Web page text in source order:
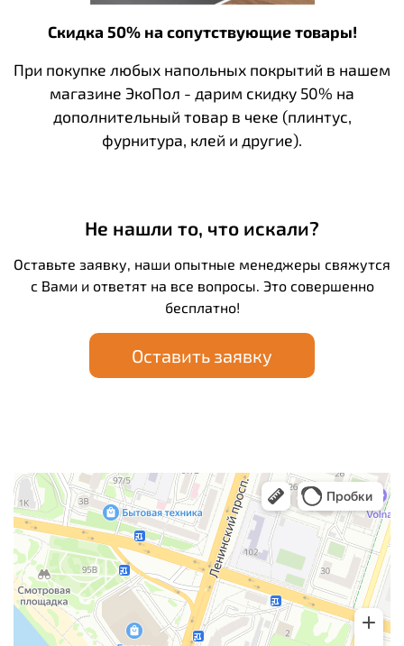
Скидка 50% на сопутствующие товары!
При покупке любых напольных покрытий в нашем
магазине ЭкоПол - дарим скидку 50% на
дополнительный товар в чеке (плинтус,
фурнитура, клей и другие).
Не нашли то, что искали?
Оставьте заявку, наши опытные менеджеры свяжутся
с Вами и ответят на все вопросы. Это совершенно
бесплатно!
Оставить заявку